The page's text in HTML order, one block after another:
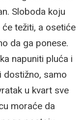
Sloboda koju
težiti, a osetiće
da ga ponese.
napuniti pluća i
dostižno, samo
u kvart sve
moraće da